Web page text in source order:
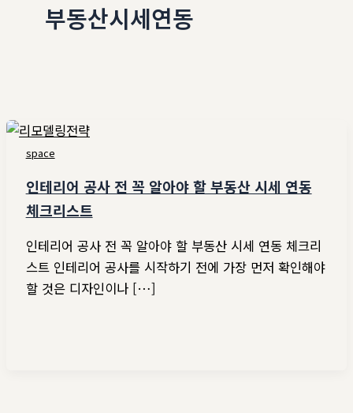
부동산시세연동
space
인테리어 공사 전 꼭 알아야 할 부동산 시세 연동
체크리스트
인테리어 공사 전 꼭 알아야 할 부동산 시세 연동 체크리
스트 인테리어 공사를 시작하기 전에 가장 먼저 확인해야
할 것은 디자인이나 […]